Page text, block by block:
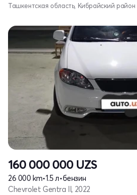
Ташкентская область, Кибрайский район
160 000 000 UZS
26 000 km•1.5 л•бензин
Chevrolet Gentra II, 2022